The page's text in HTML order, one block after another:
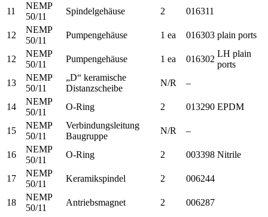
11
NEMP
50/11
Spindelgehäuse 2 016311
12
NEMP
50/11
Pumpengehäuse 1 ea 016303 plain ports
12
NEMP
50/11
Pumpengehäuse 1 ea 016302
LH plain
ports
13
NEMP
50/11
„D“ keramische
Distanzscheibe
N/R –
14
NEMP
50/11
O-Ring 2 013290 EPDM
15
NEMP
50/11
Verbindungsleitung
Baugruppe
N/R –
16
NEMP
50/11
O-Ring 2 003398 Nitrile
17
NEMP
50/11
Keramikspindel 2 006244
18
NEMP
50/11
Antriebsmagnet 2 006287